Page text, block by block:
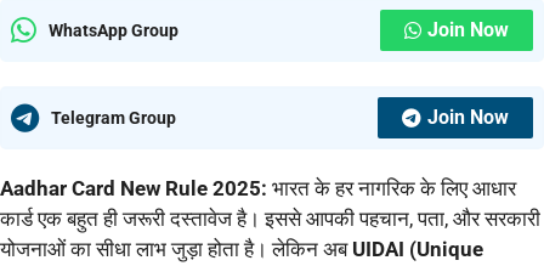
WhatsApp Group Join Now
Telegram Group Join Now
Aadhar Card New Rule 2025: भारत के हर नागरिक के लिए आधार
कार्ड एक बहुत ही जरूरी दस्तावेज है। इससे आपकी पहचान, पता, और सरकारी
योजनाओं का सीधा लाभ जुड़ा होता है। लेकिन अब UIDAI (Unique